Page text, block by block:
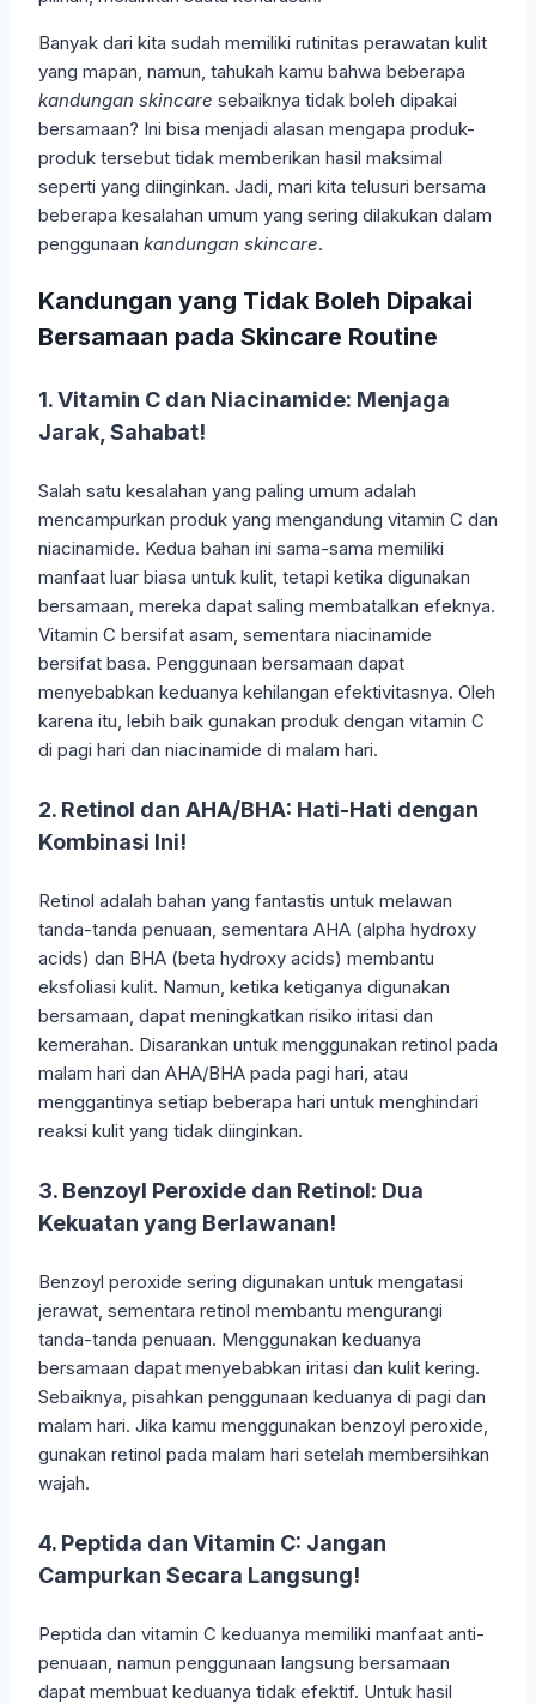
Banyak dari kita sudah memiliki rutinitas perawatan kulit
yang mapan, namun, tahukah kamu bahwa beberapa
kandungan skincare sebaiknya tidak boleh dipakai
bersamaan? Ini bisa menjadi alasan mengapa produk-
produk tersebut tidak memberikan hasil maksimal
seperti yang diinginkan. Jadi, mari kita telusuri bersama
beberapa kesalahan umum yang sering dilakukan dalam
penggunaan kandungan skincare.
Kandungan yang Tidak Boleh Dipakai
Bersamaan pada Skincare Routine
1. Vitamin C dan Niacinamide: Menjaga
Jarak, Sahabat!
Salah satu kesalahan yang paling umum adalah
mencampurkan produk yang mengandung vitamin C dan
niacinamide. Kedua bahan ini sama-sama memiliki
manfaat luar biasa untuk kulit, tetapi ketika digunakan
bersamaan, mereka dapat saling membatalkan efeknya.
Vitamin C bersifat asam, sementara niacinamide
bersifat basa. Penggunaan bersamaan dapat
menyebabkan keduanya kehilangan efektivitasnya. Oleh
karena itu, lebih baik gunakan produk dengan vitamin C
di pagi hari dan niacinamide di malam hari.
2. Retinol dan AHA/BHA: Hati-Hati dengan
Kombinasi Ini!
Retinol adalah bahan yang fantastis untuk melawan
tanda-tanda penuaan, sementara AHA (alpha hydroxy
acids) dan BHA (beta hydroxy acids) membantu
eksfoliasi kulit. Namun, ketika ketiganya digunakan
bersamaan, dapat meningkatkan risiko iritasi dan
kemerahan. Disarankan untuk menggunakan retinol pada
malam hari dan AHA/BHA pada pagi hari, atau
menggantinya setiap beberapa hari untuk menghindari
reaksi kulit yang tidak diinginkan.
3. Benzoyl Peroxide dan Retinol: Dua
Kekuatan yang Berlawanan!
Benzoyl peroxide sering digunakan untuk mengatasi
jerawat, sementara retinol membantu mengurangi
tanda-tanda penuaan. Menggunakan keduanya
bersamaan dapat menyebabkan iritasi dan kulit kering.
Sebaiknya, pisahkan penggunaan keduanya di pagi dan
malam hari. Jika kamu menggunakan benzoyl peroxide,
gunakan retinol pada malam hari setelah membersihkan
wajah.
4. Peptida dan Vitamin C: Jangan
Campurkan Secara Langsung!
Peptida dan vitamin C keduanya memiliki manfaat anti-
penuaan, namun penggunaan langsung bersamaan
dapat membuat keduanya tidak efektif. Untuk hasil